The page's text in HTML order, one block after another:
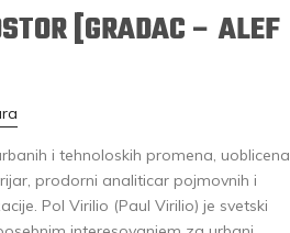
[GRADAC – ALEF
i tehnoloskih promena, uoblicena
prodorni analiticar pojmovnih i
Pol Virilio (Paul Virilio) je svetski